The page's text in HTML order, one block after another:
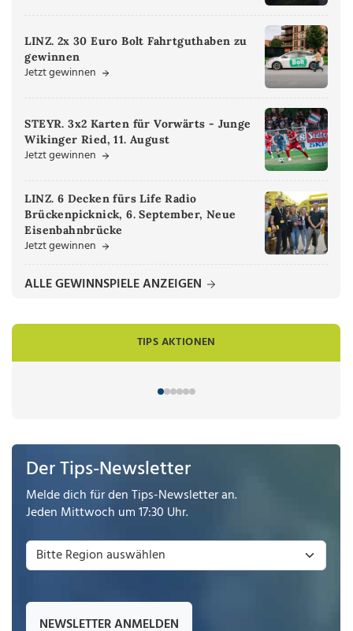
LINZ. 2x 30 Euro Bolt Fahrtguthaben zu
gewinnen
Jetzt gewinnen
STEYR. 3x2 Karten für Vorwärts - Junge
Wikinger Ried, 11. August
Jetzt gewinnen
LINZ. 6 Decken fürs Life Radio
Brückenpicknick, 6. September, Neue
Eisenbahnbrücke
Jetzt gewinnen
ALLE GEWINNSPIELE ANZEIGEN
TIPS AKTIONEN
Der Tips-Newsletter
Melde dich für den Tips-Newsletter an.
Jeden Mittwoch um 17:30 Uhr.
NEWSLETTER ANMELDEN